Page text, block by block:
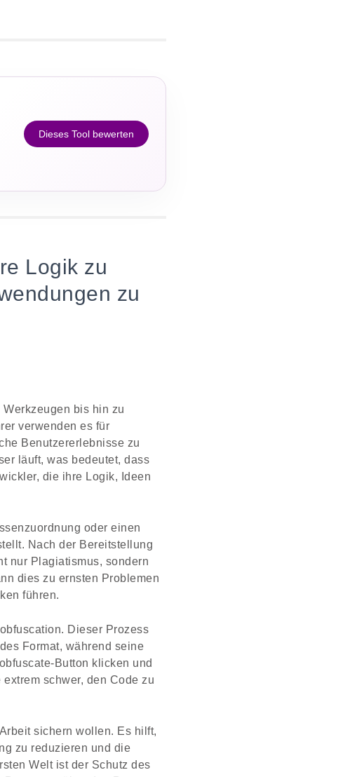
Dieses Tool bewerten
Logik zu
zu
bis hin zu
verwenden es für
Benutzererlebnisse zu
läuft, was bedeutet, dass
die ihre Logik, Ideen
oder einen
Nach der Bereitstellung
nur Plagiatismus, sondern
dies zu ernsten Problemen
führen.
Dieser Prozess
Format, während seine
Button klicken und
schwer, den Code zu
sichern wollen. Es hilft,
zu reduzieren und die
Welt ist der Schutz des